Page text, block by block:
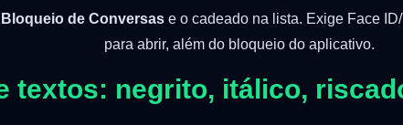
Bloqueio de Conversase o cadeado na lista. Exige Face
para abrir, além do bloqueio do aplicativo.
textos: negrito, itálico,